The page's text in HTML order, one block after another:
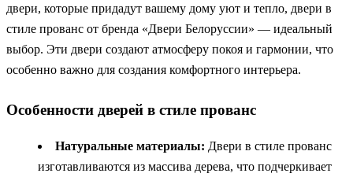
двери, которые придадут вашему дому уют и тепло, двери в
стиле прованс от бренда «Двери Белоруссии» — идеальный
выбор. Эти двери создают атмосферу покоя и гармонии, что
особенно важно для создания комфортного интерьера.
Особенности дверей в стиле прованс
Натуральные материалы: Двери в стиле прованс
изготавливаются из массива дерева, что подчеркивает